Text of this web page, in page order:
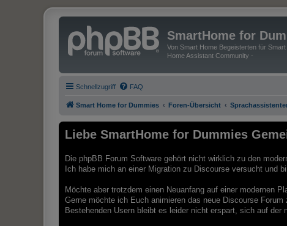
SmartHome for
Von Smart Home Begeisterten für
Home Assistant Community -
Schnellzugriff FAQ
Smart Home for Dummies Foren-Übersicht
Liebe SmartHome for Dummies
Die phpBB Forum Software gehört nicht wirklich zu den
Ich habe mich an einer Migration zu Discourse versucht und
Möchte aber trotzdem einen Neuanfang auf einer modernen
Gerne möchte ich Euch animieren das neue Discourse Forum
Bestehenden Usern bleibt es leider nicht erspart, sich auf der